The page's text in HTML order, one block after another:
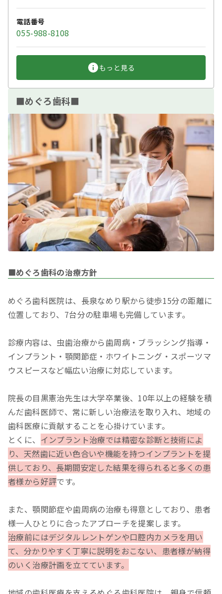
電話番号
055-988-8108
もっと見る
■めぐろ歯科■
■めぐろ歯科の治療方針
めぐろ歯科医院は、長泉なめり駅から徒歩15分の距離に
位置しており、7台分の駐車場も完備しています。
診療内容は、虫歯治療から歯周病・ブラッシング指導・
インプラント・顎関節症・ホワイトニング・スポーツマ
ウスピースなど幅広い治療に対応しています。
院長の目黒憲治先生は大学卒業後、10年以上の経験を積
んだ歯科医師で、常に新しい治療法を取り入れ、地域の
歯科医療に貢献することを心掛けています。
とくに、 インプラント治療では精密な診断と技術によ
り、天然歯に近い色合いや機能を持つインプラントを提
供しており、長期間安定した結果を得られると多くの患
者様から好評です。
また、顎関節症や歯周病の治療も得意としており、患者
様一人ひとりに合ったアプローチを提案します。
治療前にはデジタルレントゲンや口腔内カメラを用い
て、分かりやすく丁寧に説明をおこない、患者様が納得
のいく治療計画を立てています。